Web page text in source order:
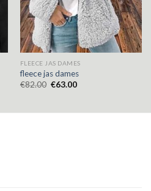
FLEECE JAS DAMES
fleece jas dames
€82.00 €63.00